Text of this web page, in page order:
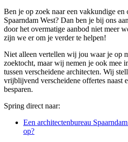
Ben je op zoek naar een vakkundige en
Spaarndam West? Dan ben je bij ons
door het overmatige aanbod niet meer
zijn we er om je verder te helpen!
Niet alleen vertellen wij jou waar je op
zoektocht, maar wij nemen je ook mee
tussen verscheidene architecten. Wij
vrijblijvend verscheidene offertes naast
besparen.
Spring direct naar:
Een architectenbureau
op?